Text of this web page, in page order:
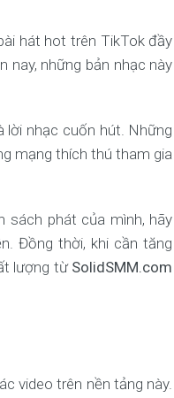
hát hot trên TikTok đầy
nay, những bản nhạc này
nhạc cuốn hút. Những
mạng thích thú tham gia
sách phát của mình, hãy
Đồng thời, khi cần tăng
lượng từSolidSMM.com
video trên nền tảng này.